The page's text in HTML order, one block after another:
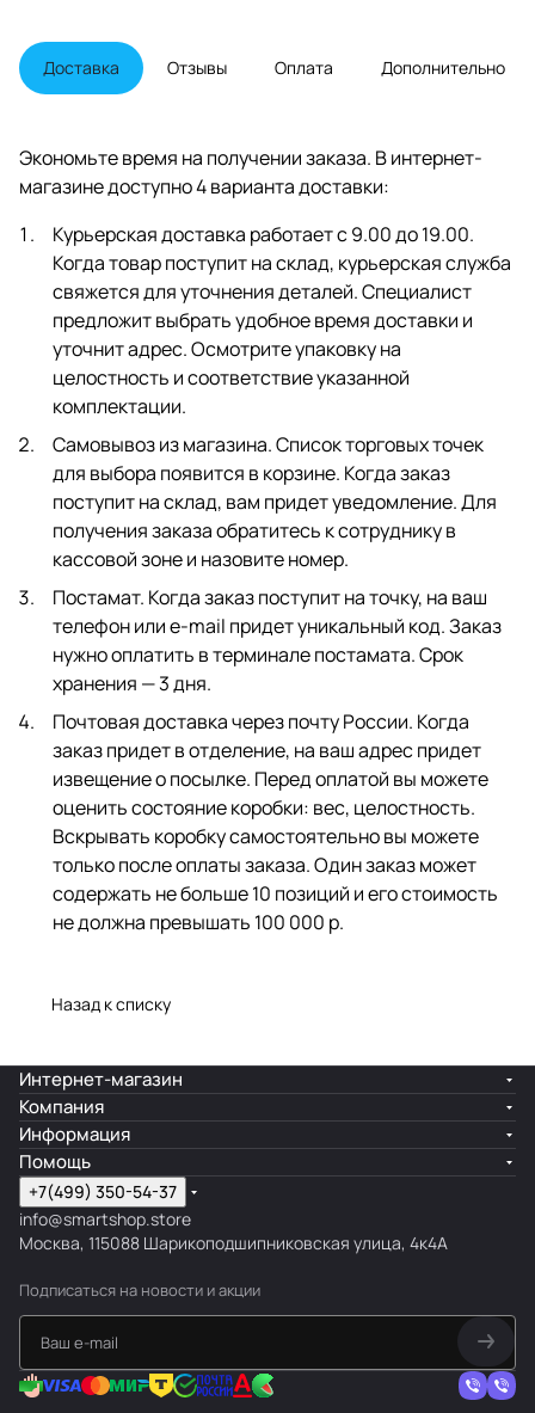
Доставка Отзывы Оплата Дополнительно
Экономьте время на получении заказа. В интернет-
магазине доступно 4 варианта доставки:
Курьерская доставка работает с 9.00 до 19.00.
Когда товар поступит на склад, курьерская служба
свяжется для уточнения деталей. Специалист
предложит выбрать удобное время доставки и
уточнит адрес. Осмотрите упаковку на
целостность и соответствие указанной
комплектации.
Самовывоз из магазина. Список торговых точек
для выбора появится в корзине. Когда заказ
поступит на склад, вам придет уведомление. Для
получения заказа обратитесь к сотруднику в
кассовой зоне и назовите номер.
Постамат. Когда заказ поступит на точку, на ваш
телефон или e-mail придет уникальный код. Заказ
нужно оплатить в терминале постамата. Срок
хранения — 3 дня.
Почтовая доставка через почту России. Когда
заказ придет в отделение, на ваш адрес придет
извещение о посылке. Перед оплатой вы можете
оценить состояние коробки: вес, целостность.
Вскрывать коробку самостоятельно вы можете
только после оплаты заказа. Один заказ может
содержать не больше 10 позиций и его стоимость
не должна превышать 100 000 р.
Назад к списку
Интернет-магазин
Компания
Информация
Помощь
+7(499) 350-54-37
info@smartshop.store
Москва, 115088 Шарикоподшипниковская улица, 4к4А
Подписаться на новости и акции